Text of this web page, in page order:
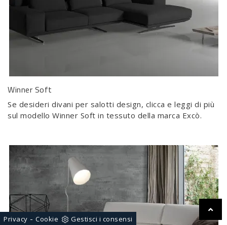
Privacy - Cookie Gestisci i consensi
Winner Soft
Se desideri divani per salotti design, clicca e leggi di più
sul modello Winner Soft in tessuto della marca Excò.